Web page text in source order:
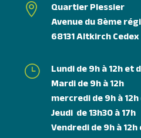

Quartier Plessier
Avenue du 8ème
68131 Altkirch Cedex
}
Lundi de 9h à 12h et
Mardi de 9h à 12h
mercredi de 9h à
Jeudi de 13h30 à 17h
Vendredi de 9h à 12h